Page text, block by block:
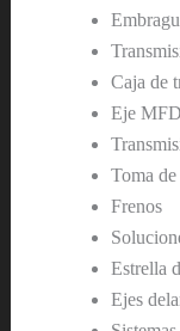
Caja de
Eje MFD
Toma
Frenos
Estrella
Ejes